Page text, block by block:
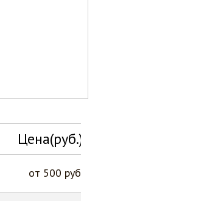
Цена(руб.)
от 500 руб